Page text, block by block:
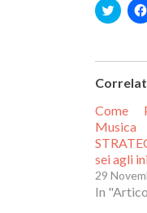
Fai
clic
apre
in
una
Come
sei agli
29
In